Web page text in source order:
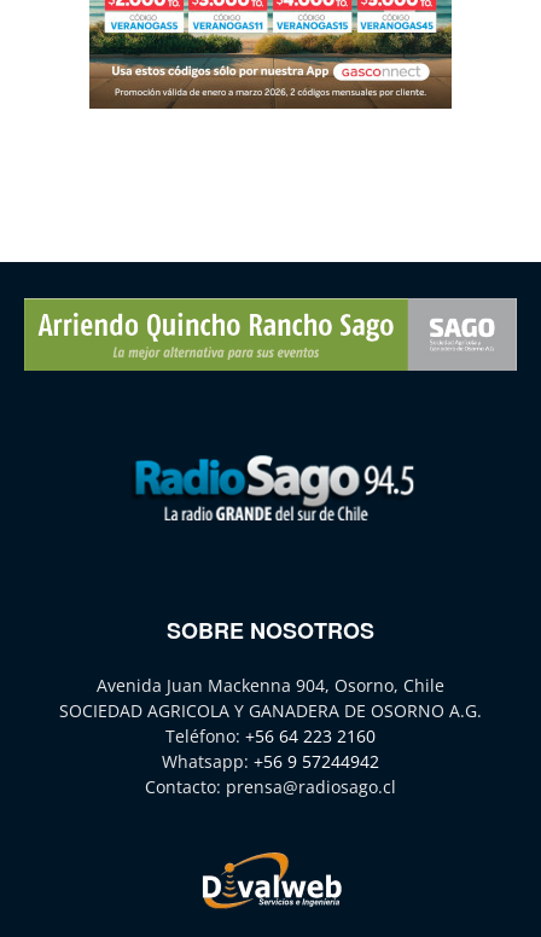
SOBRE NOSOTROS
Avenida Juan Mackenna 904, Osorno, Chile
SOCIEDAD AGRICOLA Y GANADERA DE OSORNO A.G.
Teléfono: +56 64 223 2160
Whatsapp: +56 9 57244942
Contacto: prensa@radiosago.cl